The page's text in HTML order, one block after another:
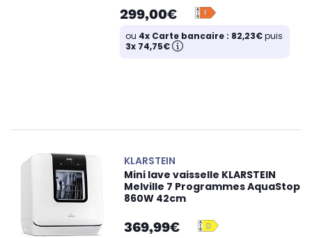
299,00€
ou 4x Carte bancaire : 82,23€puis
3x 74,75€
KLARSTEIN
Mini lave vaisselle KLARSTEIN
Melville 7 Programmes AquaStop
860W 42cm
369,99€